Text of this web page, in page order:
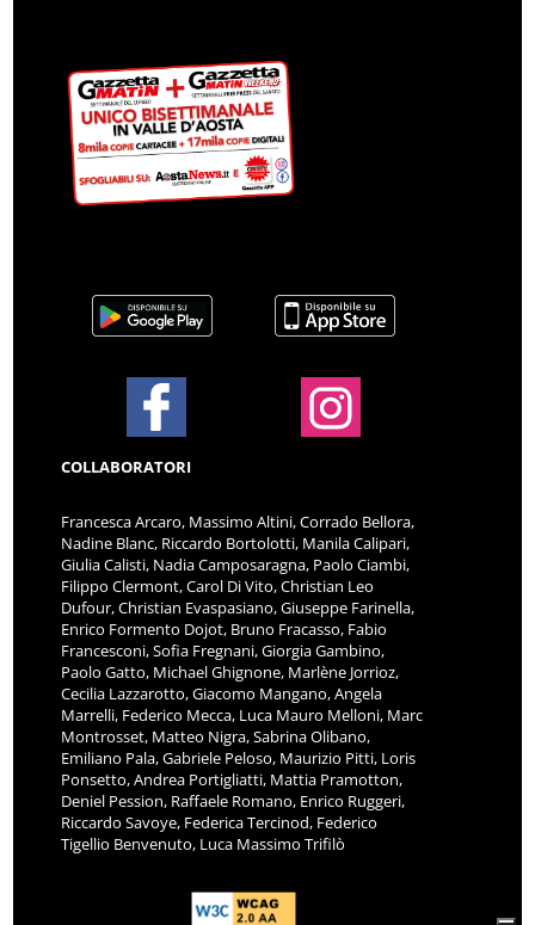
COLLABORATORI
Francesca Arcaro, Massimo Altini, Corrado Bellora,
Nadine Blanc, Riccardo Bortolotti, Manila Calipari,
Giulia Calisti, Nadia Camposaragna, Paolo Ciambi,
Filippo Clermont, Carol Di Vito, Christian Leo
Dufour, Christian Evaspasiano, Giuseppe Farinella,
Enrico Formento Dojot, Bruno Fracasso, Fabio
Francesconi, Sofia Fregnani, Giorgia Gambino,
Paolo Gatto, Michael Ghignone, Marlène Jorrioz,
Cecilia Lazzarotto, Giacomo Mangano, Angela
Marrelli, Federico Mecca, Luca Mauro Melloni, Marc
Montrosset, Matteo Nigra, Sabrina Olibano,
Emiliano Pala, Gabriele Peloso, Maurizio Pitti, Loris
Ponsetto, Andrea Portigliatti, Mattia Pramotton,
Deniel Pession, Raffaele Romano, Enrico Ruggeri,
Riccardo Savoye, Federica Tercinod, Federico
Tigellio Benvenuto, Luca Massimo Trifilò